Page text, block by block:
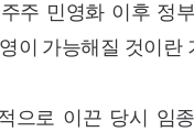
주 민영화 이후 정
이 가능해질 것이란
으로 이끈 당시 임